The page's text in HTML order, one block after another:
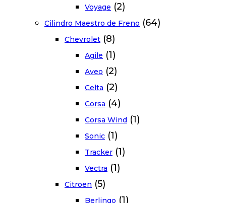
Voyage (2)
Cilindro Maestro de Freno (64)
Chevrolet (8)
Agile (1)
Aveo (2)
Celta (2)
Corsa (4)
Corsa Wind (1)
Sonic (1)
Tracker (1)
Vectra (1)
Citroen (5)
Berlingo (1)